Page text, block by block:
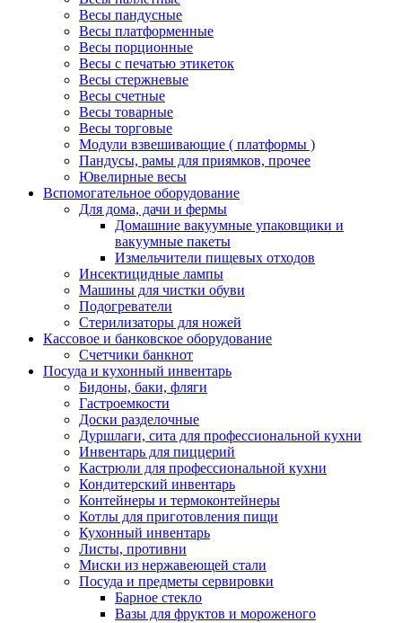
Весы пандусные
Весы платформенные
Весы порционные
Весы с печатью этикеток
Весы стержневые
Весы счетные
Весы товарные
Весы торговые
Модули взвешивающие ( платформы )
Пандусы, рамы для приямков, прочее
Ювелирные весы
Вспомогательное оборудование
Для дома, дачи и фермы
Домашние вакуумные упаковщики и
вакуумные пакеты
Измельчители пищевых отходов
Инсектицидные лампы
Машины для чистки обуви
Подогреватели
Стерилизаторы для ножей
Кассовое и банковское оборудование
Счетчики банкнот
Посуда и кухонный инвентарь
Бидоны, баки, фляги
Гастроемкости
Доски разделочные
Дуршлаги, сита для профессиональной кухни
Инвентарь для пиццерий
Кастрюли для профессиональной кухни
Кондитерский инвентарь
Контейнеры и термоконтейнеры
Котлы для приготовления пищи
Кухонный инвентарь
Листы, противни
Миски из нержавеющей стали
Посуда и предметы сервировки
Барное стекло
Вазы для фруктов и мороженого